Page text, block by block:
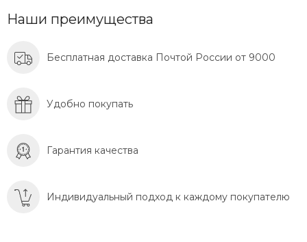
Наши преимущества
Бесплатная доставка Почтой России от 9000
Удобно покупать
Гарантия качества
Индивидуальный подход к каждому покупателю